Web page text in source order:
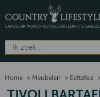
Home > Meubelen > Eettafels